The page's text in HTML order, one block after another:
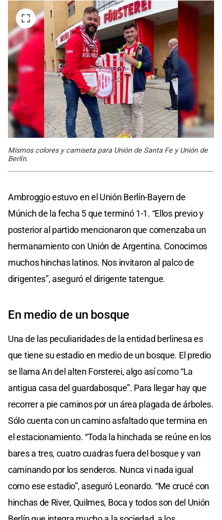
Mismos colores y camiseta para Unión de Santa Fe y Unión de
Berlín.
Ambroggio estuvo en el Unión Berlín-Bayern de
Múnich de la fecha 5 que terminó 1-1. “Ellos previo y
posterior al partido mencionaron que comenzaba un
hermanamiento con Unión de Argentina. Conocimos
muchos hinchas latinos. Nos invitaron al palco de
dirigentes”, aseguró el dirigente tatengue.
En medio de un bosque
Una de las peculiaridades de la entidad berlinesa es
que tiene su estadio en medio de un bosque. El predio
se llama An del alten Forsterei, algo así como “La
antigua casa del guardabosque”. Para llegar hay que
recorrer a pie caminos por un área plagada de árboles.
Sólo cuenta con un camino asfaltado que termina en
el estacionamiento. “Toda la hinchada se reúne en los
bares a tres, cuatro cuadras fuera del bosque y van
caminando por los senderos. Nunca vi nada igual
como ese estadio”, aseguró Leonardo. “Me crucé con
hinchas de River, Quilmes, Boca y todos son del Unión